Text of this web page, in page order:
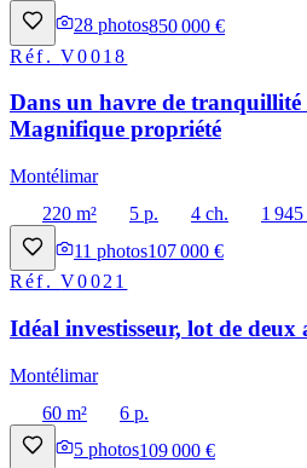
28 photos850 000 €
Réf.V0018
Dans un havre de
Magnifique propriété
Montélimar
220 m²
5 p. 4 ch.
1 945
11 photos107 000 €
Réf.V0021
Idéal investisseur, lot de deux
Montélimar
60 m²
6 p.
5 photos109 000 €